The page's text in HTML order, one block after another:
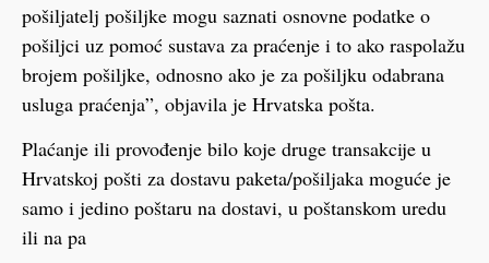
pošiljatelj pošiljke mogu saznati osnovne podatke o
pošiljci uz pomoć sustava za praćenje i to ako raspolažu
brojem pošiljke, odnosno ako je za pošiljku odabrana
usluga praćenja”, objavila je Hrvatska pošta.
Plaćanje ili provođenje bilo koje druge transakcije u
Hrvatskoj pošti za dostavu paketa/pošiljaka moguće je
samo i jedino poštaru na dostavi, u poštanskom uredu
ili na pa